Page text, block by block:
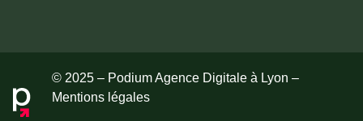
© 2025 – Podium Agence Digitale à Lyon –
Mentions légales